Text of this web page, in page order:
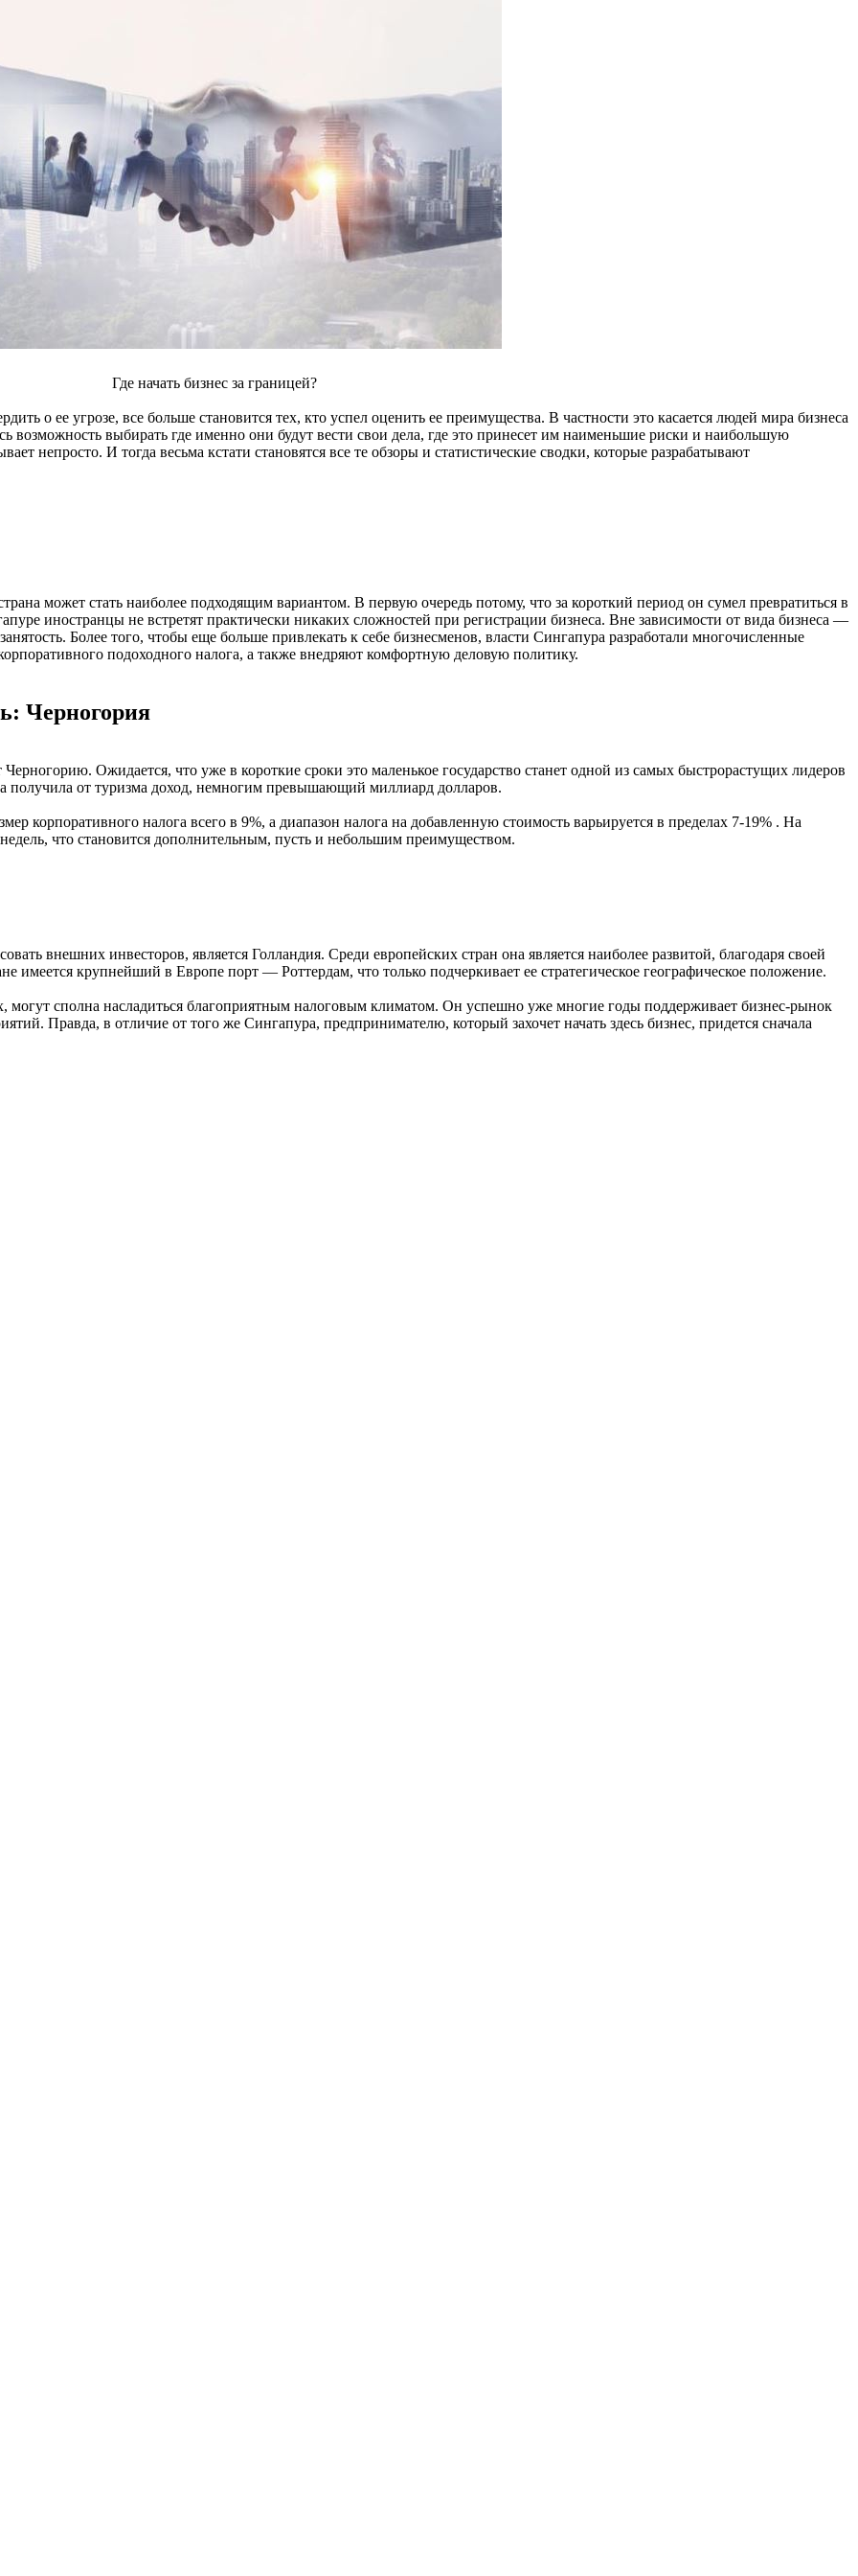
Где начать бизнес за границей?
о ее угрозе, все больше становится тех, кто успел оценить ее преимущества. В частности это касается людей мира бизнеса
возможность выбирать где именно они будут вести свои дела, где это принесет им наименьшие риски и наибольшую
непросто. И тогда весьма кстати становятся все те обзоры и статистические сводки, которые разрабатывают
может стать наиболее подходящим вариантом. В первую очередь потому, что за короткий период он сумел превратиться в
иностранцы не встретят практически никаких сложностей при регистрации бизнеса. Вне зависимости от вида бизнеса —
Более того, чтобы еще больше привлекать к себе бизнесменов, власти Сингапура разработали многочисленные
подоходного налога, а также внедряют комфортную деловую политику.
Черногория
Ожидается, что уже в короткие сроки это маленькое государство станет одной из самых быстрорастущих лидеров
получила от туризма доход, немногим превышающий миллиард долларов.
корпоративного налога всего в 9%, а диапазон налога на добавленную стоимость варьируется в пределах 7-19% . На
что становится дополнительным, пусть и небольшим преимуществом.
внешних инвесторов, является Голландия. Среди европейских стран она является наиболее развитой, благодаря своей
имеется крупнейший в Европе порт — Роттердам, что только подчеркивает ее стратегическое географическое положение.
сполна насладиться благоприятным налоговым климатом. Он успешно уже многие годы поддерживает бизнес-рынок
Правда, в отличие от того же Сингапура, предпринимателю, который захочет начать здесь бизнес, придется сначала